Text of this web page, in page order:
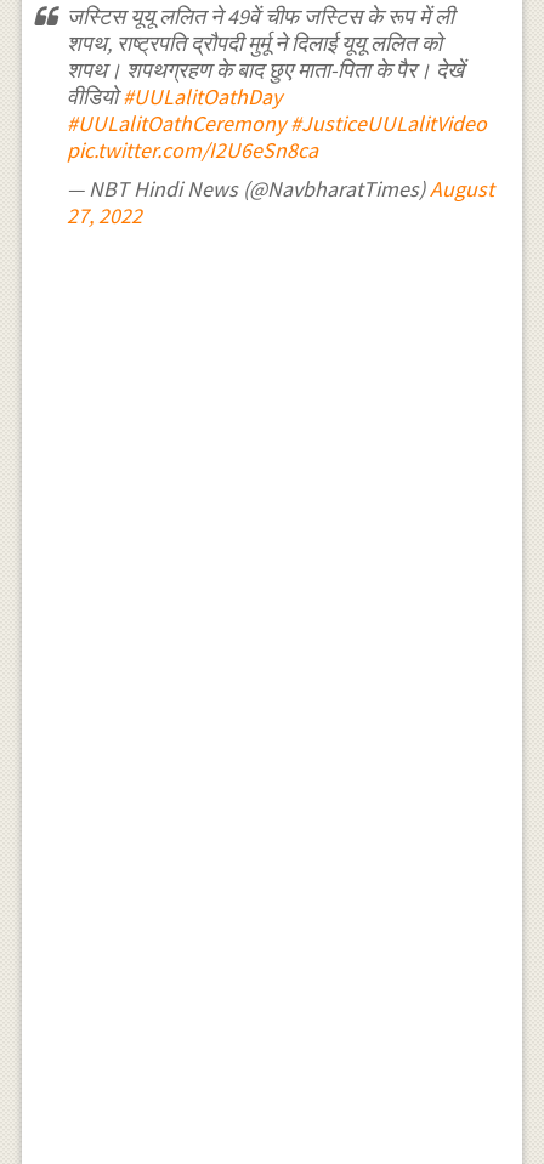
जस्टिस यूयू ललित ने 49वें चीफ जस्टिस के रूप में ली
शपथ, राष्ट्रपति द्रौपदी मुर्मू ने दिलाई यूयू ललित को
शपथ। शपथग्रहण के बाद छुए माता-पिता के पैर। देखें
वीडियो#UULalitOathDay
#UULalitOathCeremony #JusticeUULalitVideo
pic.twitter.com/I2U6eSn8ca
— NBT Hindi News (@NavbharatTimes)August
27, 2022